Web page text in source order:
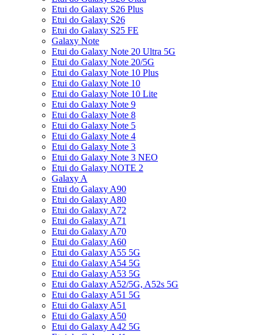
Etui do Galaxy S26 Plus
Etui do Galaxy S26
Etui do Galaxy S25 FE
Galaxy Note
Etui do Galaxy Note 20 Ultra 5G
Etui do Galaxy Note 20/5G
Etui do Galaxy Note 10 Plus
Etui do Galaxy Note 10
Etui do Galaxy Note 10 Lite
Etui do Galaxy Note 9
Etui do Galaxy Note 8
Etui do Galaxy Note 5
Etui do Galaxy Note 4
Etui do Galaxy Note 3
Etui do Galaxy Note 3 NEO
Etui do Galaxy NOTE 2
Galaxy A
Etui do Galaxy A90
Etui do Galaxy A80
Etui do Galaxy A72
Etui do Galaxy A71
Etui do Galaxy A70
Etui do Galaxy A60
Etui do Galaxy A55 5G
Etui do Galaxy A54 5G
Etui do Galaxy A53 5G
Etui do Galaxy A52/5G, A52s 5G
Etui do Galaxy A51 5G
Etui do Galaxy A51
Etui do Galaxy A50
Etui do Galaxy A42 5G